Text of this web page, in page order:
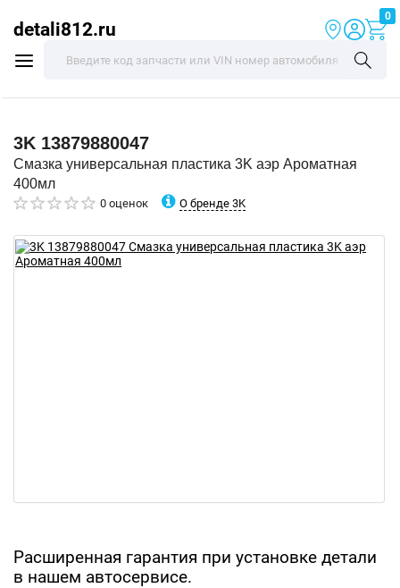
detali812.ru
0
3K 13879880047
Смазка универсальная пластика 3K аэр Ароматная
400мл
0 оценок О бренде 3K
Расширенная гарантия при установке детали
в нашем автосервисе.